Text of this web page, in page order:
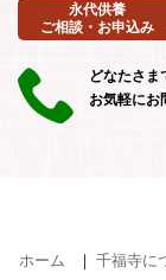
永代供養
ご相談・お申込み
どなたさま
お気軽にお
ホーム ｜ 千福寺に